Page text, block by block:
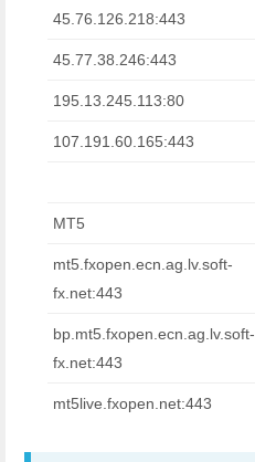
45.76.126.218:443
45.77.38.246:443
195.13.245.113:80
107.191.60.165:443
MT5
mt5.fxopen.ecn.ag.lv.soft-
fx.net:443
bp.mt5.fxopen.ecn.ag.lv.soft-
fx.net:443
mt5live.fxopen.net:443